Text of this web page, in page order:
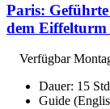
Paris:
dem Eiffelturm
Verfügbar
Dauer: 15
Guide